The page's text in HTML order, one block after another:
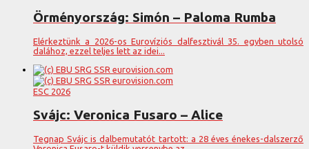
Örményország: Simón – Paloma Rumba
Elérkeztünk a 2026-os Eurovíziós dalfesztivál 35. egyben utolsó
dalához, ezzel teljes lett az idei...
ESC 2026
Svájc: Veronica Fusaro – Alice
Tegnap Svájc is dalbemutatót tartott: a 28 éves énekes-dalszerző